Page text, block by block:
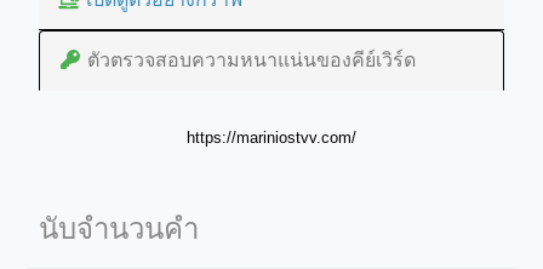
ตัวตรวจสอบความหนาแน่นของคีย์เวิร์ด
https://mariniostvv.com/
นับจำนวนคำ